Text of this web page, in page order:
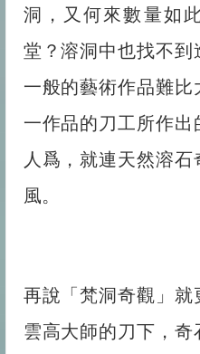
洞，又何來數量如
堂？溶洞中也找不到
一般的藝術作品難
一作品的刀工所作
人爲，就連天然溶
風。
再說「梵洞奇觀」
雲高大師的刀下，